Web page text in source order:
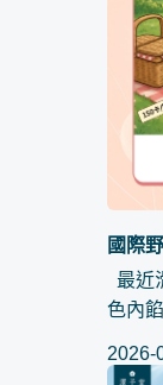
國際
色內
力」
2026-